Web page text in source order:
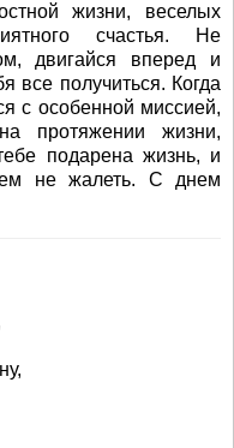
жизни, веселых
счастья. Не
двигайся вперед и
все получиться. Когда
с особенной миссией,
протяжении жизни,
подарена жизнь, и
не жалеть. С днем